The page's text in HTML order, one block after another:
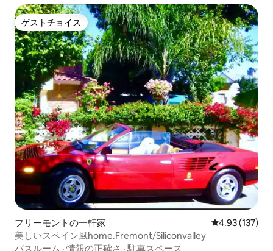
すので、写真をご覧ください。 • 65イン
チ高画質テレビにはコムキャストケーブ
ルが無料で付いています。 オンデマンド
は含まれていません • 無料高速Wi-Fiイン
ターネット。 • 無料の地下駐車場1台分。
• 無料のキューリグコーヒーと紅茶。 • ビ
ジネス対応： Wi-Fi、プリンター、紙。 •
セントラルヒーティング／エアコン。ネ
ストサーモスタットコントロール • コン
ドミニアム内に金庫/セキュリティボック
スがあり、便利です。 • 花崗岩のカウン
タートップと主な家電を備えたモダンな
フルサイズのキッチン。 • ユニット内の
洗濯機と乾燥機（洗剤と柔軟剤が含まれ
ています） • 最高の人間観察スポットで
あるThe Rowに面しています。 • ペット
不可 • 禁煙 • 試合を観戦したい方のため
に、サンタナ・ロウに近いリーバイス・
できます。 • もっと大きなお部屋をお探
しなら、サンタナロウの私のほかのリス
ゲストチョイス
ゲストチョイス
フリーモントの一軒家 レビュー137
4.93 (137)
美しいスペイン風home.Fremont/Siliconvalley
バスルーム ·情報の正確さ ·駐車スペース